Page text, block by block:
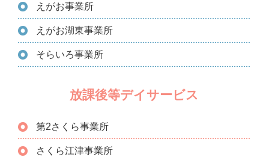
えがお事業所
えがお湖東事業所
そらいろ事業所
放課後等デイサービス
第2さくら事業所
さくら江津事業所